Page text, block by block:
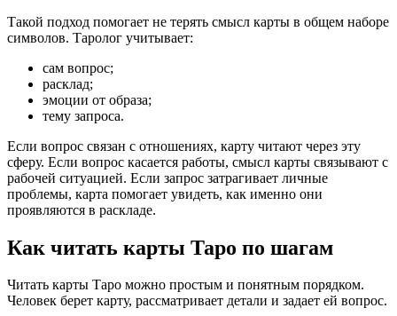
Такой подход помогает не терять смысл карты в общем наборе
символов. Таролог учитывает:
сам вопрос;
расклад;
эмоции от образа;
тему запроса.
Если вопрос связан с отношениях, карту читают через эту
сферу. Если вопрос касается работы, смысл карты связывают с
рабочей ситуацией. Если запрос затрагивает личные
проблемы, карта помогает увидеть, как именно они
проявляются в раскладе.
Как читать карты Таро по шагам
Читать карты Таро можно простым и понятным порядком.
Человек берет карту, рассматривает детали и задает ей вопрос.